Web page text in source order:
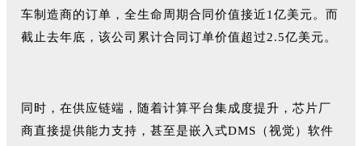
车制造商的订单，全生命周期合同价值接近1亿美元。而
截止去年底，该公司累计合同订单价值超过2.5亿美元。
同时，在供应链端，随着计算平台集成度提升，芯片厂
商直接提供能力支持，甚至是嵌入式DMS（视觉）软件